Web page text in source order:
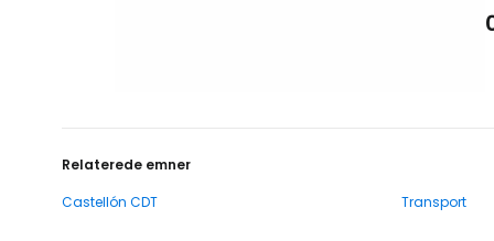
Relaterede emner
Castellón CDT
Transport